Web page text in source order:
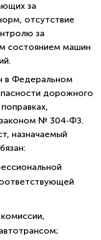
за
отсутствие
за
состоянием машин
в Федеральном
дорожного
№ 304‑ФЗ.
назначаемый